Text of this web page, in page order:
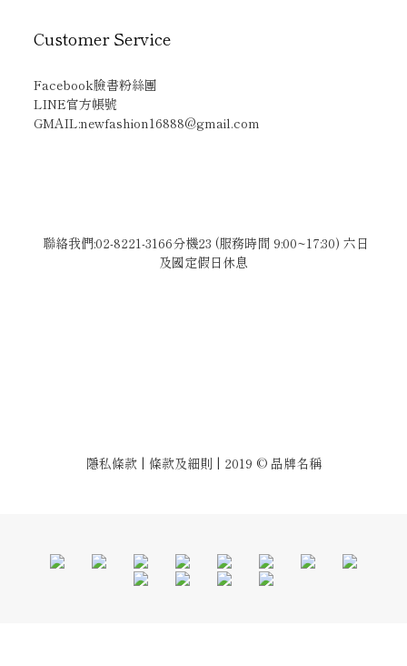
Customer Service
Facebook臉書粉絲團
LINE官方帳號
GMAIL:newfashion16888@gmail.com
聯絡我們:02-8221-3166分機23 (服務時間 9:00~17:30) 六日
及國定假日休息
隱私條款 | 條款及細則 | 2019 © 品牌名稱